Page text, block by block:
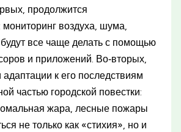
продолжится
воздуха, шума,
все чаще делать с помощью
и приложений. Во‑вторых,
к его последствиям
частью городской повестки:
жара, лесные пожары
не только как «стихия», но и